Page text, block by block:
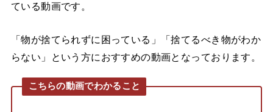
ている動画です。
「物が捨てられずに困っている」「捨てるべき物がわか
らない」という方におすすめの動画となっております。
こちらの動画でわかること